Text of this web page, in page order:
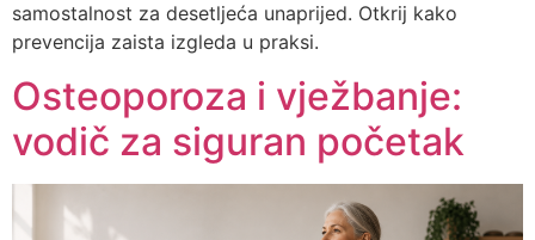
samostalnost za desetljeća unaprijed. Otkrij kako
prevencija zaista izgleda u praksi.
Osteoporoza i vježbanje:
vodič za siguran početak